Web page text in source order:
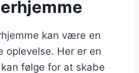
kan være en
oplevelse. Her er en
følge for at skabe